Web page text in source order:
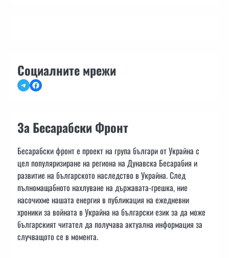
Социалните мрежи
TelegramFacebook
За Бесарабски Фронт
Бесарабски фронт е проект на група българи от Украйна с
цел популяризиране на региона на Дунавска Бесарабия и
развитие на българското наследство в Украйна. След
пълномащабното нахлуване на държавата-грешка, ние
насочихме нашата енергия в публикация на ежедневни
хроники за войната в Украйна на български език за да може
българският читател да получава актуална информация за
случващото се в момента.